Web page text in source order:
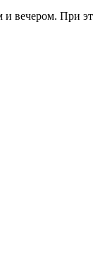
вечером. При